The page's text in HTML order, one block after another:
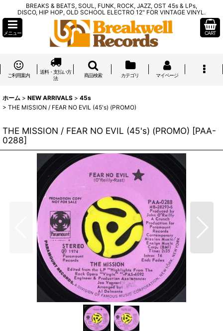
BREAKS & BEATS, SOUL, FUNK, ROCK, JAZZ, OST 45s & LPs,
DISCO, HIP HOP, OLD SCHOOL ELECTRO 12" FOR VINTAGE VINYL.
メニュー CART
ご利用案内
送料・支払い方
法
商品検索 カテゴリ マイページ
ホーム > NEW ARRIVALS > 45s
> THE MISSION / FEAR NO EVIL (45's) (PROMO)
THE MISSION / FEAR NO EVIL (45's) (PROMO) [PAA-
0288]